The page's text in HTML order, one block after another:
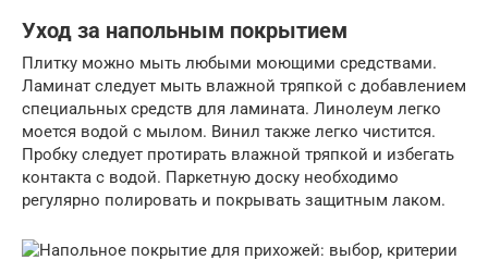
Уход за напольным покрытием
Плитку можно мыть любыми моющими средствами.
Ламинат следует мыть влажной тряпкой с добавлением
специальных средств для ламината. Линолеум легко
моется водой с мылом. Винил также легко чистится.
Пробку следует протирать влажной тряпкой и избегать
контакта с водой. Паркетную доску необходимо
регулярно полировать и покрывать защитным лаком.